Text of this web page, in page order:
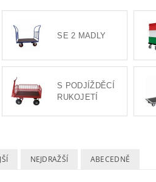
SE 2 MADLY
S PODJÍŽDĚCÍ
RUKOJETÍ
NEJDRAŽŠÍ ABECEDNĚ